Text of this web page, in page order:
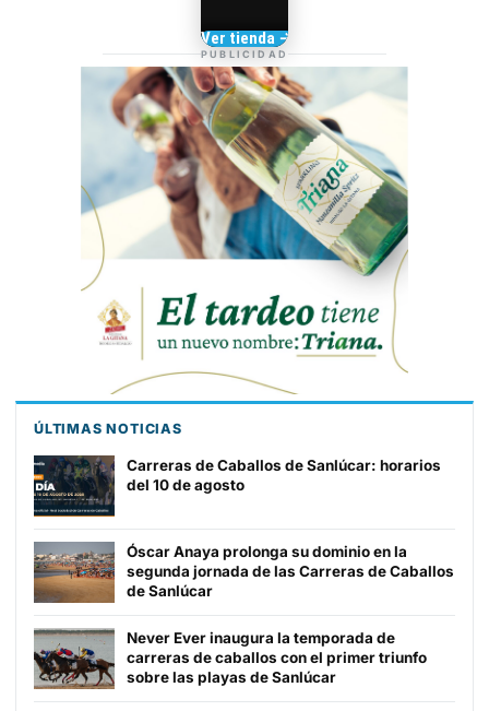
TIENDA DE
BARRAMEDIA
Camisetas de Sanlúcar
Ver tienda →
PUBLICIDAD
ÚLTIMAS NOTICIAS
Carreras de Caballos de Sanlúcar: horarios
del 10 de agosto
Óscar Anaya prolonga su dominio en la
segunda jornada de las Carreras de Caballos
de Sanlúcar
Never Ever inaugura la temporada de
carreras de caballos con el primer triunfo
sobre las playas de Sanlúcar